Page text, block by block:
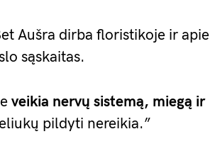
Aušra dirba floristikoje ir apie
sąskaitas.
veikia nervų sistemą, miegą ir
pildyti nereikia.”